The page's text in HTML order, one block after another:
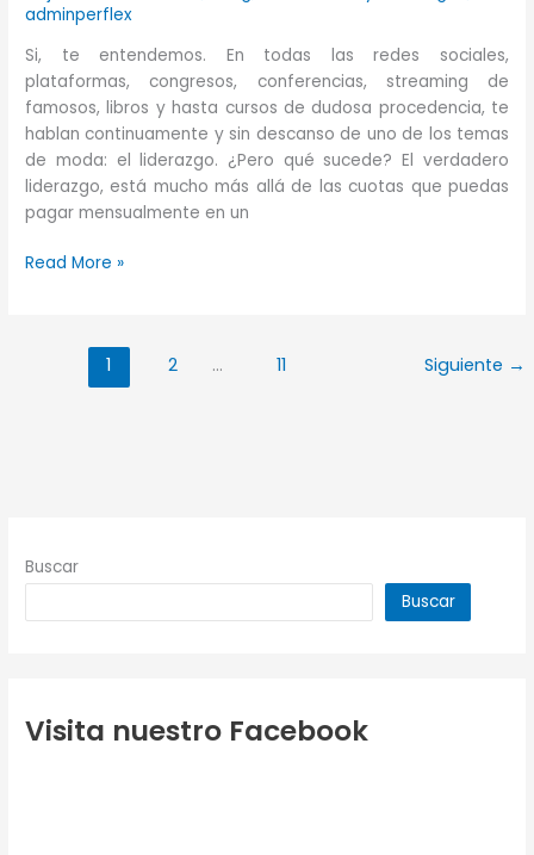
adminperflex
Si, te entendemos. En todas las redes sociales,
plataformas, congresos, conferencias, streaming de
famosos, libros y hasta cursos de dudosa procedencia, te
hablan continuamente y sin descanso de uno de los temas
de moda: el liderazgo. ¿Pero qué sucede? El verdadero
liderazgo, está mucho más allá de las cuotas que puedas
pagar mensualmente en un
El
Read More »
1 2 … 11 Siguiente →
Buscar
Buscar
Visita nuestro Facebook